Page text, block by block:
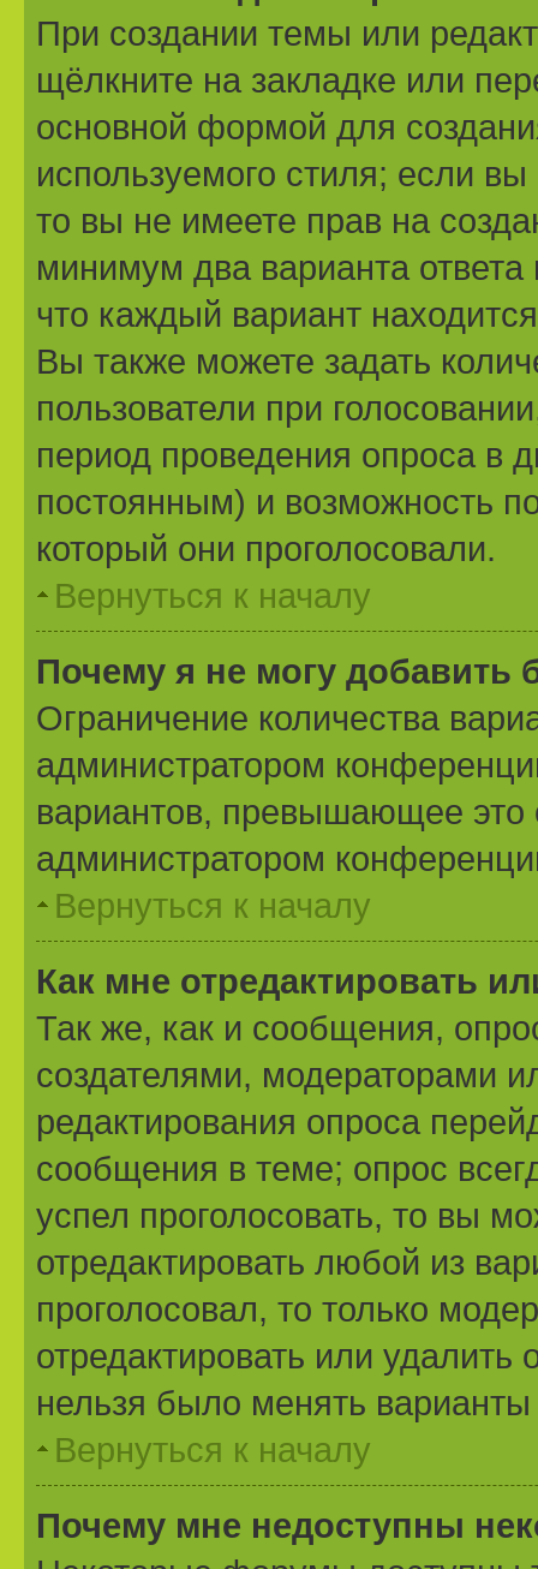
При создании темы или
щёлкните на закладке или
основной формой для
используемого стиля; если
то вы не имеете прав на
минимум два варианта
что каждый вариант
Вы также можете задать
пользователи при
период проведения опроса в
постоянным) и возможность
который они проголосовали.
Вернуться к началу
Почему я не могу добавить
Ограничение количества
администратором
вариантов, превышающее это
администратором
Вернуться к началу
Как мне отредактировать
Так же, как и сообщения,
создателями, модераторами
редактирования опроса
сообщения в теме; опрос
успел проголосовать, то вы
отредактировать любой из
проголосовал, то только
отредактировать или
нельзя было менять
Вернуться к началу
Почему мне недоступны